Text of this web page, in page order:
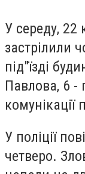
У середу, 22
застрілили
під"їзді
Павлова, 6 -
комунікації
У поліції
четверо.